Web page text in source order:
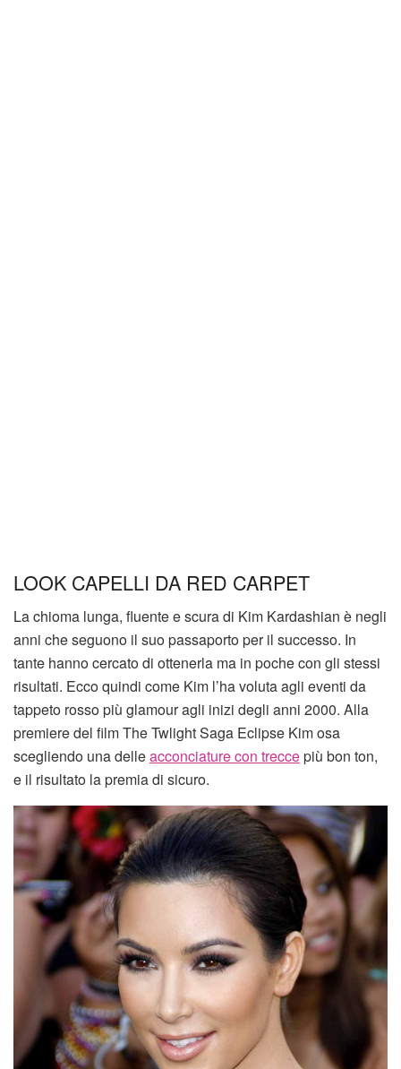
LOOK CAPELLI DA RED CARPET
La chioma lunga, fluente e scura di Kim Kardashian è negli
anni che seguono il suo passaporto per il successo. In
tante hanno cercato di ottenerla ma in poche con gli stessi
risultati. Ecco quindi come Kim l’ha voluta agli eventi da
tappeto rosso più glamour agli inizi degli anni 2000. Alla
premiere del film The Twlight Saga Eclipse Kim osa
scegliendo una delleacconciature con treccepiù bon ton,
e il risultato la premia di sicuro.